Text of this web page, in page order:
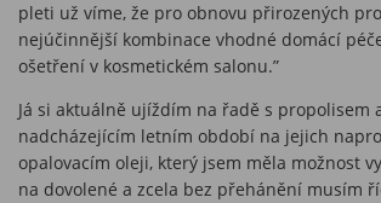
pleti už víme, že pro obnovu přirozených
nejúčinnější kombinace vhodné domácí
ošetření v kosmetickém salonu.”
Já si aktuálně ujíždím na řadě s propolisem
nadcházejícím letním období na jejich
opalovacím oleji, který jsem měla možnost
na dovolené a zcela bez přehánění musím